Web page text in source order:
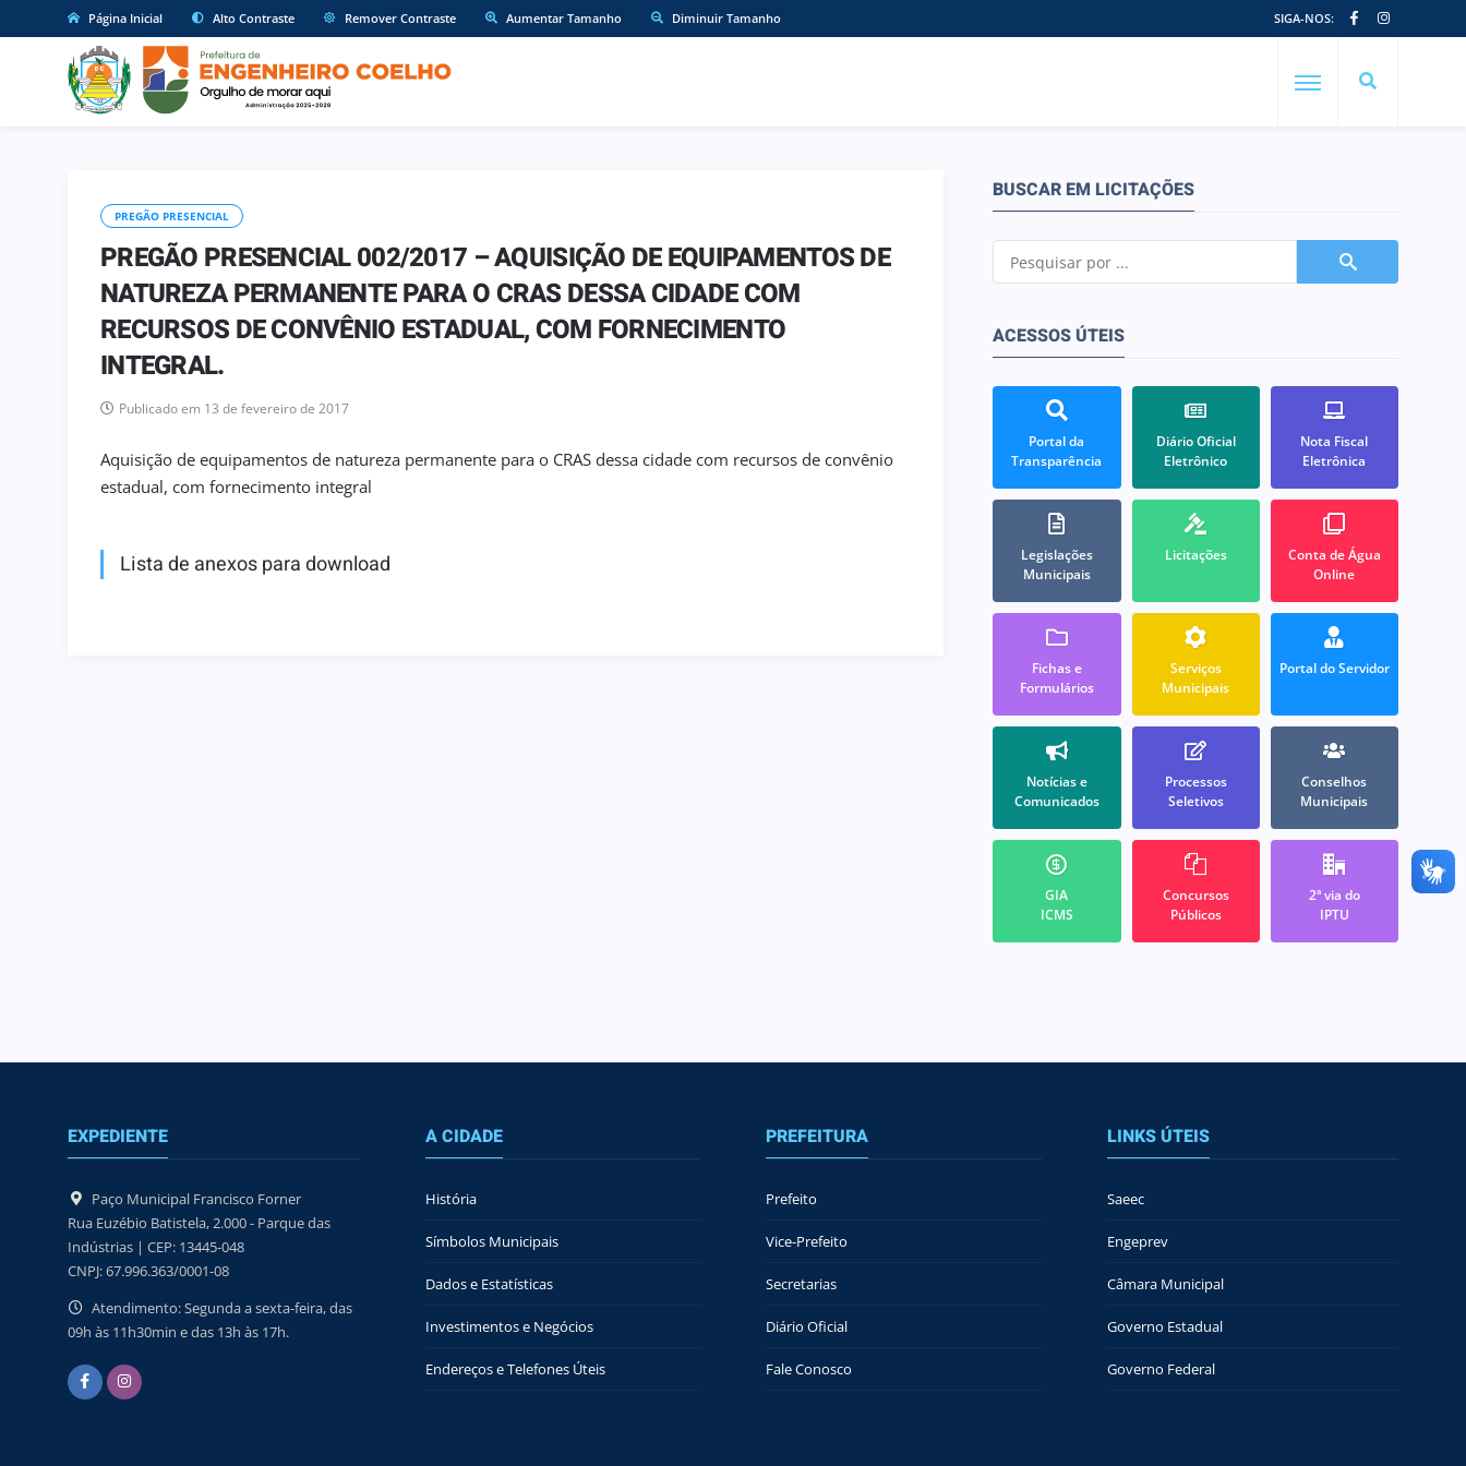
Página Inicial Alto Contraste Remover Contraste Aumentar Tamanho Diminuir Tamanho SIGA-NOS:
PREGÃO PRESENCIAL
PREGÃO PRESENCIAL 002/2017 – AQUISIÇÃO DE EQUIPAMENTOS DE
NATUREZA PERMANENTE PARA O CRAS DESSA CIDADE COM
RECURSOS DE CONVÊNIO ESTADUAL, COM FORNECIMENTO
INTEGRAL.
Publicado em 13 de fevereiro de 2017
Aquisição de equipamentos de natureza permanente para o CRAS dessa cidade com recursos de convênio
estadual, com fornecimento integral
Lista de anexos para download
BUSCAR EM LICITAÇÕES
ACESSOS ÚTEIS
Portal da
Transparência
Diário Oficial
Eletrônico
Nota Fiscal
Eletrônica
Legislações
Municipais
Licitações
Conta de Água
Online
Fichas e
Formulários
Serviços
Municipais
Portal do Servidor
Notícias e
Comunicados
Processos
Seletivos
Conselhos
Municipais
GIA
ICMS
Concursos
Públicos
2ª via do
IPTU
EXPEDIENTE
Paço Municipal Francisco Forner
Rua Euzébio Batistela, 2.000 - Parque das
Indústrias | CEP: 13445-048
CNPJ: 67.996.363/0001-08
Atendimento: Segunda a sexta-feira, das
09h às 11h30min e das 13h às 17h.
A CIDADE
História
Símbolos Municipais
Dados e Estatísticas
Investimentos e Negócios
Endereços e Telefones Úteis
PREFEITURA
Prefeito
Vice-Prefeito
Secretarias
Diário Oficial
Fale Conosco
LINKS ÚTEIS
Saeec
Engeprev
Câmara Municipal
Governo Estadual
Governo Federal